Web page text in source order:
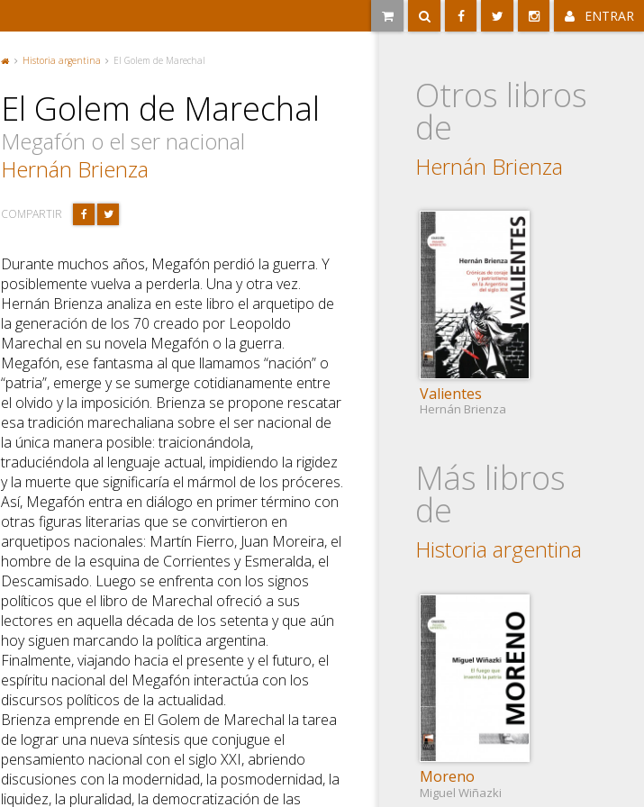
ENTRAR
ta
d
a
Historia argentina El Golem de Marechal
El Golem de Marechal
Megafón o el ser nacional
Hernán Brienza
COMPARTIR
Durante muchos años, Megafón perdió la guerra. Y
posiblemente vuelva a perderla. Una y otra vez.
Hernán Brienza analiza en este libro el arquetipo de
la generación de los 70 creado por Leopoldo
Marechal en su novela Megafón o la guerra.
Megafón, ese fantasma al que llamamos “nación” o
“patria”, emerge y se sumerge cotidianamente entre
el olvido y la imposición. Brienza se propone rescatar
esa tradición marechaliana sobre el ser nacional de
la única manera posible: traicionándola,
traduciéndola al lenguaje actual, impidiendo la rigidez
y la muerte que significaría el mármol de los próceres.
Así, Megafón entra en diálogo en primer término con
otras figuras literarias que se convirtieron en
arquetipos nacionales: Martín Fierro, Juan Moreira, el
hombre de la esquina de Corrientes y Esmeralda, el
Descamisado. Luego se enfrenta con los signos
políticos que el libro de Marechal ofreció a sus
lectores en aquella década de los setenta y que aún
hoy siguen marcando la política argentina.
Finalmente, viajando hacia el presente y el futuro, el
espíritu nacional del Megafón interactúa con los
discursos políticos de la actualidad.
Brienza emprende en El Golem de Marechal la tarea
de lograr una nueva síntesis que conjugue el
pensamiento nacional con el siglo XXI, abriendo
discusiones con la modernidad, la posmodernidad, la
liquidez, la pluralidad, la democratización de las
Otros libros
de
Hernán Brienza
Valientes
Hernán Brienza
El Loco
Dorrego
Hernán Brienza
Más libros
de
Historia argentina
Moreno
Miguel Wiñazki